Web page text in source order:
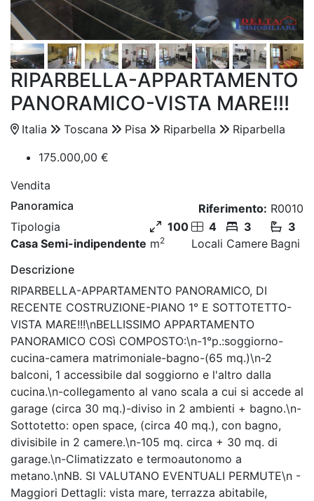
RIPARBELLA-APPARTAMENTO
PANORAMICO-VISTA MARE!!!
Italia Toscana Pisa Riparbella
Riparbella
175.000,00 €
Vendita
Panoramica
Riferimento: R0010
Tipologia
Casa Semi-indipendente
100
m2
4
Locali
3
Camere
3
Bagni
Descrizione
RIPARBELLA-APPARTAMENTO PANORAMICO, DI
RECENTE COSTRUZIONE-PIANO 1° E SOTTOTETTO-
VISTA MARE!!!\nBELLISSIMO APPARTAMENTO
PANORAMICO COSì COMPOSTO:\n-1°p.:soggiorno-
cucina-camera matrimoniale-bagno-(65 mq.)\n-2
balconi, 1 accessibile dal soggiorno e l'altro dalla
cucina.\n-collegamento al vano scala a cui si accede al
garage (circa 30 mq.)-diviso in 2 ambienti + bagno.\n-
Sottotetto: open space, (circa 40 mq.), con bagno,
divisibile in 2 camere.\n-105 mq. circa + 30 mq. di
garage.\n-Climatizzato e termoautonomo a
metano.\nNB. SI VALUTANO EVENTUALI PERMUTE\n -
Maggiori Dettagli: vista mare, terrazza abitabile,